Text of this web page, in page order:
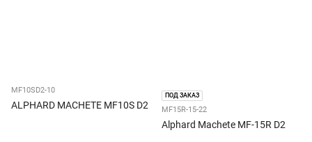
MF10SD2-10
ALPHARD MACHETE MF10S D2
ПОД ЗАКАЗ
MF15R-15-22
Alphard Machete MF-15R D2